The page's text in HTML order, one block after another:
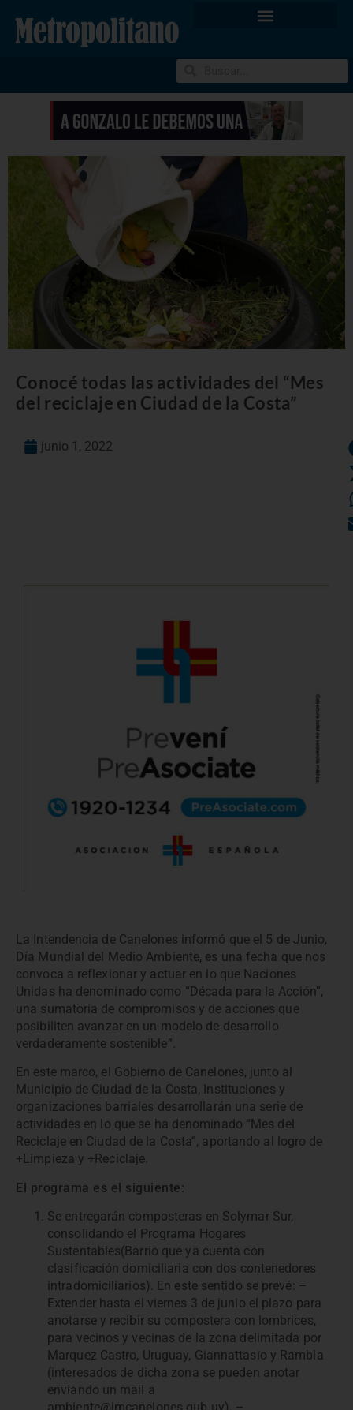
Conocé todas las actividades del “Mes
del reciclaje en Ciudad de la Costa”
junio 1, 2022
La Intendencia de Canelones informó que el 5 de Junio,
Día Mundial del Medio Ambiente, es una fecha que nos
convoca a reflexionar y actuar en lo que Naciones
Unidas ha denominado como “Década para la Acción”,
una sumatoria de compromisos y de acciones que
posibiliten avanzar en un modelo de desarrollo
verdaderamente sostenible”.
En este marco, el Gobierno de Canelones, junto al
Municipio de Ciudad de la Costa, Instituciones y
organizaciones barriales desarrollarán una serie de
actividades en lo que se ha denominado “Mes del
Reciclaje en Ciudad de la Costa”, aportando al logro de
+Limpieza y +Reciclaje.
El programa es el siguiente:
Se entregarán composteras en Solymar Sur,
consolidando el Programa Hogares
Sustentables(Barrio que ya cuenta con
clasificación domiciliaria con dos contenedores
intradomiciliarios). En este sentido se prevé: –
Extender hasta el viernes 3 de junio el plazo para
anotarse y recibir su compostera con lombrices,
para vecinos y vecinas de la zona delimitada por
Marquez Castro, Uruguay, Giannattasio y Rambla
(interesados de dicha zona se pueden anotar
enviando un mail a